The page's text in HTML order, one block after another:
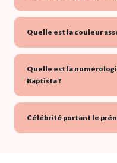
Quelle est la couleur
Quelle est la
Baptista ?
Célébrité portant le